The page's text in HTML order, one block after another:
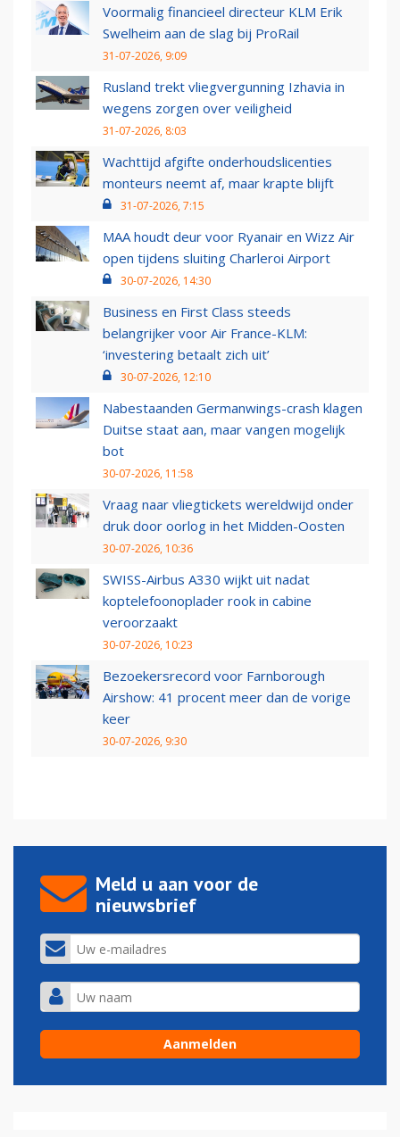
Voormalig financieel directeur KLM Erik
Swelheim aan de slag bij ProRail
31-07-2026, 9:09
Rusland trekt vliegvergunning Izhavia in
wegens zorgen over veiligheid
31-07-2026, 8:03
Wachttijd afgifte onderhoudslicenties
monteurs neemt af, maar krapte blijft
31-07-2026, 7:15
MAA houdt deur voor Ryanair en Wizz Air
open tijdens sluiting Charleroi Airport
30-07-2026, 14:30
Business en First Class steeds
belangrijker voor Air France-KLM:
‘investering betaalt zich uit’
30-07-2026, 12:10
Nabestaanden Germanwings-crash klagen
Duitse staat aan, maar vangen mogelijk
bot
30-07-2026, 11:58
Vraag naar vliegtickets wereldwijd onder
druk door oorlog in het Midden-Oosten
30-07-2026, 10:36
SWISS-Airbus A330 wijkt uit nadat
koptelefoonoplader rook in cabine
veroorzaakt
30-07-2026, 10:23
Bezoekersrecord voor Farnborough
Airshow: 41 procent meer dan de vorige
keer
30-07-2026, 9:30
Meld u aan voor de
nieuwsbrief